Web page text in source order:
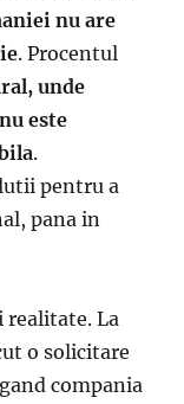
nu are
. Procentul
unde
este
.
pentru a
pana in
realitate. La
o solicitare
compania